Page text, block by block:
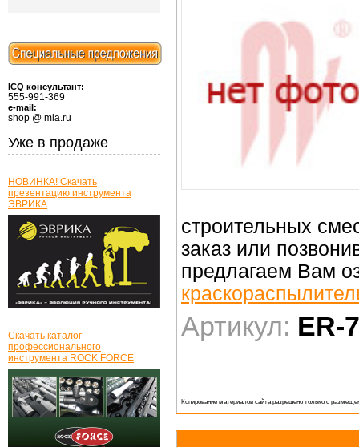
строительных
заказ или
предлагаем Вам
Артикул: ER-
Копирование материалов сайта разрешено только с
ICQ консультант:
555-991-369
e-mail:
shop @ mla.ru
Уже в продаже
НОВИНКА! Скачать
презентацию инструмента
ЭВРИКА
Скачать каталог
профессионального
инструмента ROCK FORCE